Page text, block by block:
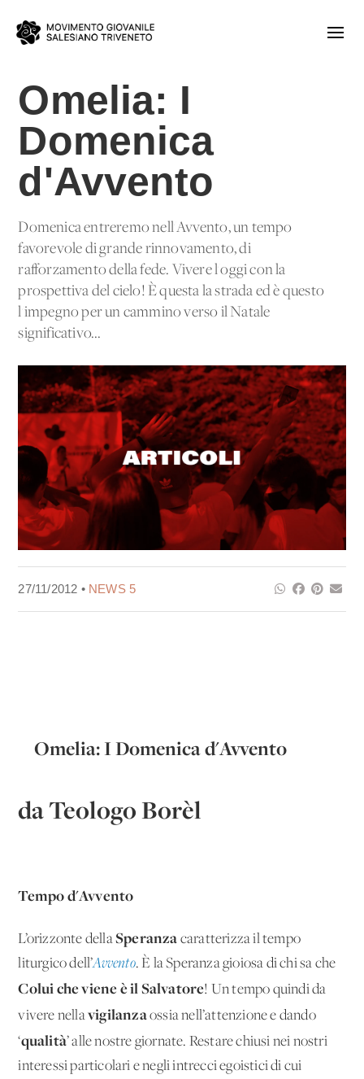
Omelia: I
Domenica
d'Avvento
Domenica entreremo nell'Avvento, un tempo
favorevole di grande rinnovamento, di
rafforzamento della fede. Vivere l'oggi con la
prospettiva del cielo! È questa la strada ed è questo
l'impegno per un cammino verso il Natale
significativo...
27/11/2012 • NEWS 5
Omelia: I Domenica d'Avvento
da Teologo Borèl
Tempo d'Avvento
L’orizzonte dellaSperanza caratterizza il tempo
liturgico dell’Avvento. È la Speranza gioiosa di chi sa che
Colui che viene è il Salvatore! Un tempo quindi da
vivere nellavigilanzaossia nell’attenzione e dando
‘qualità’ alle nostre giornate. Restare chiusi nei nostri
interessi particolari e negli intrecci egoistici di cui